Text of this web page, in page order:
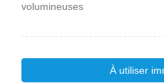
volumineuses
À utiliser